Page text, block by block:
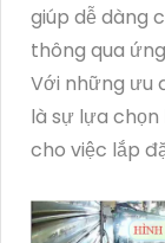
giúp dễ dàng
thông qua
Với những ưu
là sự lựa
cho việc lắp